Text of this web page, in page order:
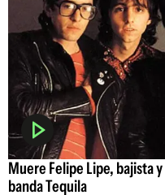
Muere Felipe Lipe, bajista
banda Tequila